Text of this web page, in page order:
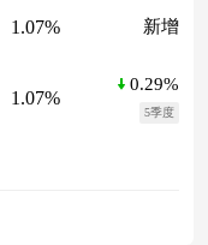
1.07% 新增
1.07%
0.29%
5季度